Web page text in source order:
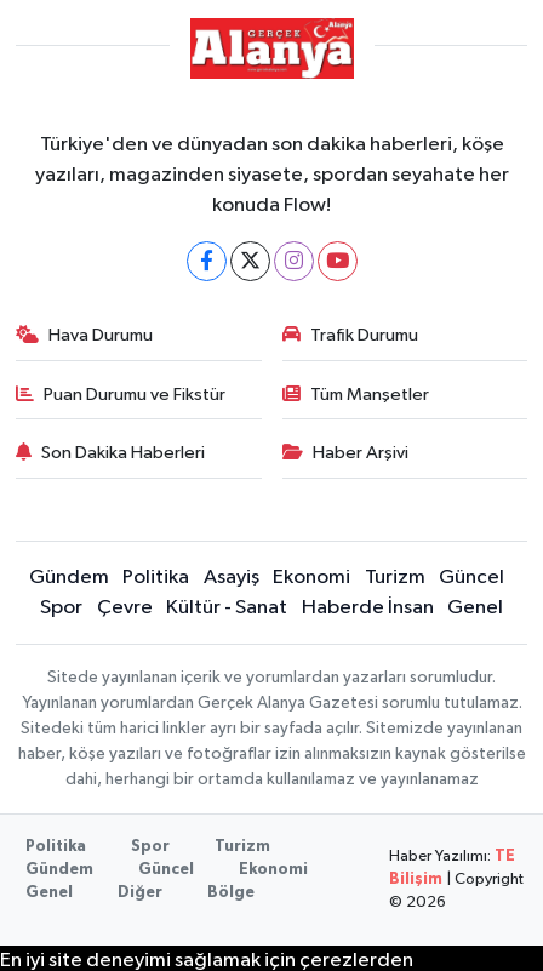
Türkiye'den ve dünyadan son dakika haberleri, köşe
yazıları, magazinden siyasete, spordan seyahate her
konuda Flow!
Hava Durumu Trafik Durumu
Puan Durumu ve Fikstür Tüm Manşetler
Son Dakika Haberleri Haber Arşivi
Gündem Politika Asayiş Ekonomi Turizm
Güncel
Spor
Çevre Kültür - Sanat Haberde İnsan Genel
Sitede yayınlanan içerik ve yorumlardan yazarları sorumludur.
Yayınlanan yorumlardan Gerçek Alanya Gazetesi sorumlu tutulamaz.
Sitedeki tüm harici linkler ayrı bir sayfada açılır. Sitemizde yayınlanan
haber, köşe yazıları ve fotoğraflar izin alınmaksızın kaynak gösterilse
dahi, herhangi bir ortamda kullanılamaz ve yayınlanamaz
Politika Spor
Turizm
Gündem
Güncel
Ekonomi
Genel
Diğer Bölge
Haber Yazılımı:
TE
Bilişim | Copyright
© 2026
En iyi site deneyimi sağlamak için çerezlerden